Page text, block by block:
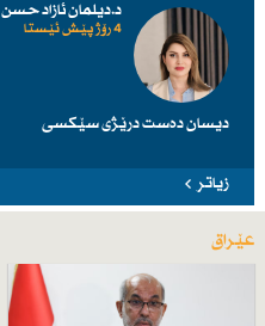
د.دیلمان ئازاد حسن
4 رۆژ پێش ئێستا
دیسان دەست درێژی سێكسی
زیاتر
عێراق